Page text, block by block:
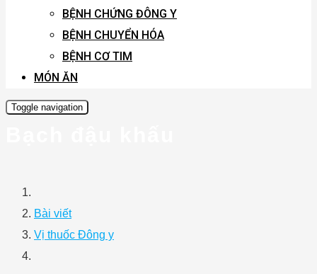
BỆNH CHỨNG ĐÔNG Y
BỆNH CHUYỂN HÓA
BỆNH CƠ TIM
MÓN ĂN
Toggle navigation
Bài viết
Vị thuốc Đông y